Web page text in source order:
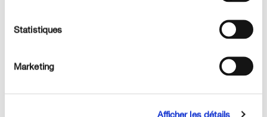
Statistiques
Marketing
Afficher les détails
DES QUESTIONS ? DEMANDEZ-NOUS !
Ces produits qui pourraient également vous intéresser :